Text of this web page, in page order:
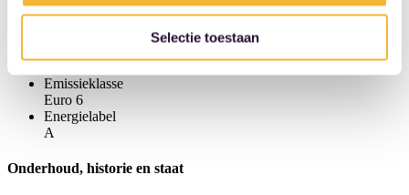
Selectie toestaan
Milieu
Emissieklasse
Euro 6
Energielabel
A
Onderhoud, historie en staat